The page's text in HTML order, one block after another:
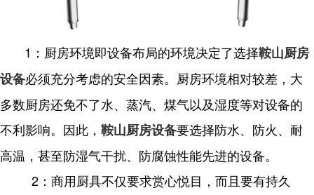
1：厨房环境即设备布局的环境决定了选择鞍山厨房
设备必须充分考虑的安全因素。厨房环境相对较差，大
多数厨房还免不了水、蒸汽、煤气以及湿度等对设备的
不利影响。因此， 鞍山厨房设备要选择防水、防火、耐
高温，甚至防湿气干扰、防腐蚀性能先进的设备。
2：商用厨具不仅要求赏心悦目，而且要有持久